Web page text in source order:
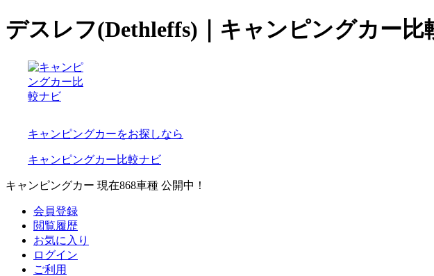
デスレフ(Dethleffs)｜キャンピングカー比
キャンピングカーをお探しなら
キャンピングカー比較ナビ
キャンピングカー 現在868車種 公開中！
会員登録
閲覧履歴
お気に入り
ログイン
ご利用